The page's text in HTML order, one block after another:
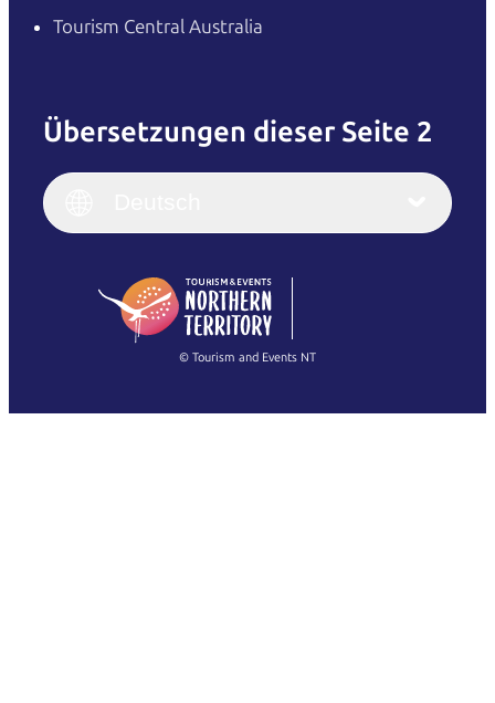
Tourism Central Australia
Übersetzungen dieser Seite 2
English
(Singapore)
Français
Italiano
繁體中文
© Tourism and Events NT